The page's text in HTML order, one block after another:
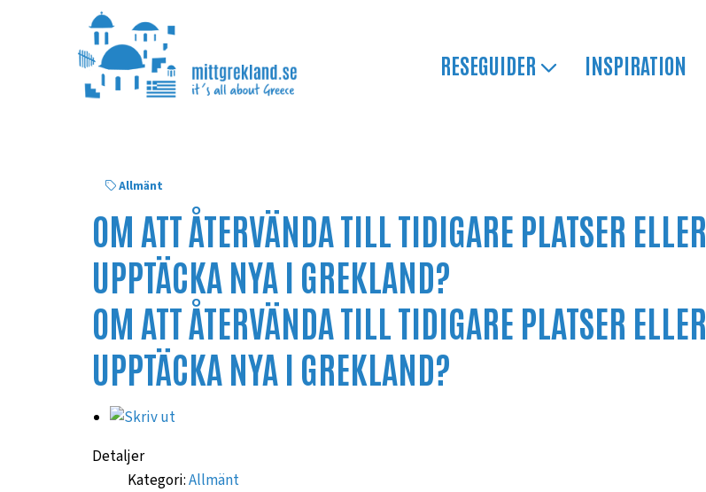
RESEGUIDER INSPIRATION
Allmänt
OM ATT ÅTERVÄNDA TILL TIDIGARE PLATSER ELLER
UPPTÄCKA NYA I GREKLAND?
OM ATT ÅTERVÄNDA TILL TIDIGARE PLATSER ELLER
UPPTÄCKA NYA I GREKLAND?
Detaljer
Kategori:Allmänt